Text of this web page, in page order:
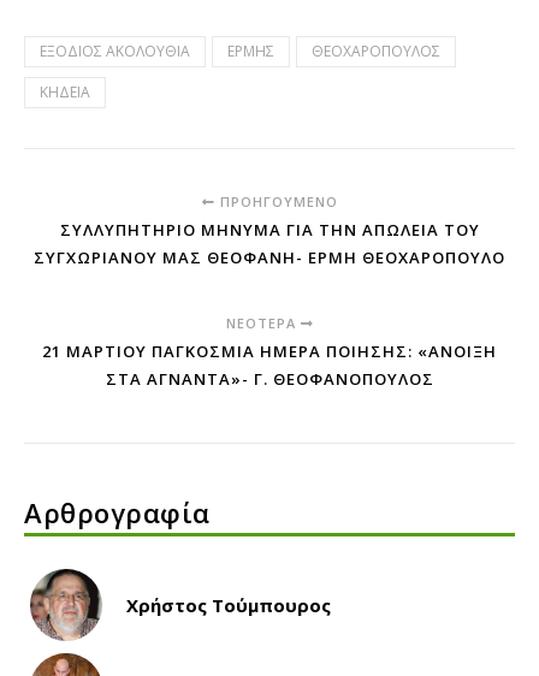
ΕΞΟΔΙΟΣ ΑΚΟΛΟΥΘΙΑ ΕΡΜΗΣ
ΘΕΟΧΑΡΟΠΟΥΛΟΣ
ΚΗΔΕΙΑ
ΠΡΟΗΓΟΎΜΕΝΟ
ΣΥΛΛΥΠΗΤΉΡΙΟ ΜΉΝΥΜΑ ΓΙΑ ΤΗΝ ΑΠΏΛΕΙΑ ΤΟΥ
ΣΥΓΧΩΡΙΑΝΟΎ ΜΑΣ ΘΕΟΦΆΝΗ- ΕΡΜΉ ΘΕΟΧΑΡΌΠΟΥΛΟ
ΝΕΌΤΕΡΑ
21 ΜΑΡΤΊΟΥ ΠΑΓΚΌΣΜΙΑ ΗΜΈΡΑ ΠΟΊΗΣΗΣ: «ΆΝΟΙΞΗ
ΣΤΑ ΆΓΝΑΝΤΑ»- Γ. ΘΕΟΦΑΝΌΠΟΥΛΟΣ
Αρθρογραφία
Χρήστος Τούμπουρος